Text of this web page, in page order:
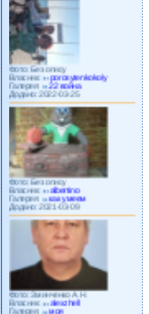
Фото: Без опису
Власник:
porosytenkokoly
Галерея:
22 война
Додано: 2022-03-25
Фото: Без опису
Власник:
albertino
Галерея:
как умеем
Додано: 2021-03-09
Фото: Зминченко А.Н.
Власник:
alexzhell
Галерея:
моя
Додано: 2020-10-17